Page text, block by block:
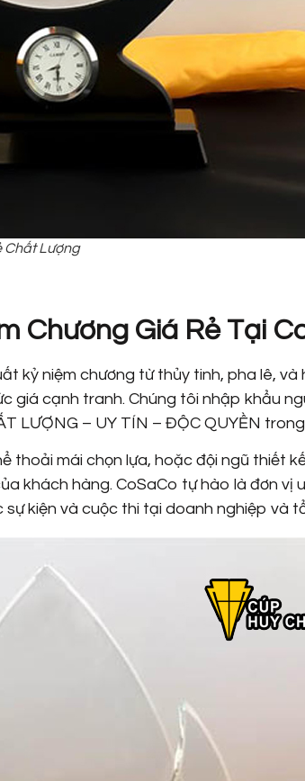
Chất Lượng
Chương Giá Rẻ Tại
kỷ niệm chương từ thủy tinh, pha lê, và
giá cạnh tranh. Chúng tôi nhập khẩu
LƯỢNG – UY TÍN – ĐỘC QUYỀN
thoải mái chọn lựa, hoặc đội ngũ thiết
khách hàng. CoSaCo tự hào là đơn vị
kiện và cuộc thi tại doanh nghiệp và